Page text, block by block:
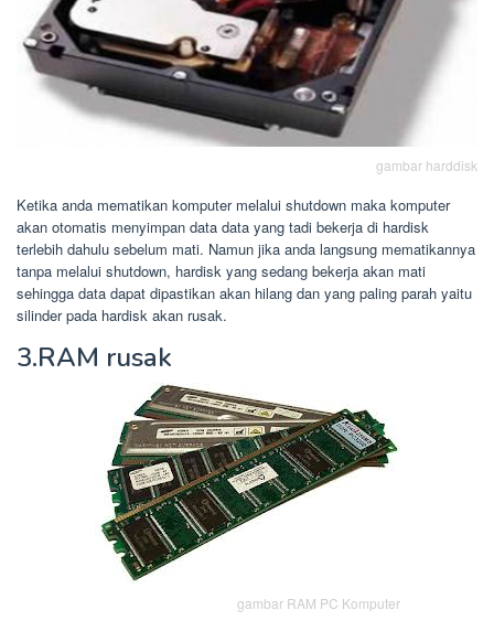
gambar harddisk
Ketika anda mematikan komputer melalui shutdown maka komputer
akan otomatis menyimpan data data yang tadi bekerja di hardisk
terlebih dahulu sebelum mati. Namun jika anda langsung mematikannya
tanpa melalui shutdown, hardisk yang sedang bekerja akan mati
sehingga data dapat dipastikan akan hilang dan yang paling parah yaitu
silinder pada hardisk akan rusak.
3.RAM rusak
gambar RAM PC Komputer